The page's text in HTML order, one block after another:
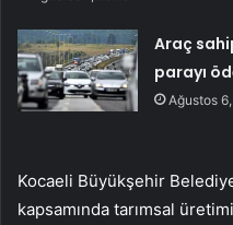
Araç
parayı
Ağustos
Kocaeli Büyükşehir
kapsamında tarımsal